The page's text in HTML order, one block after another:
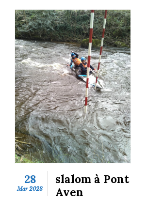
28
Mar 2023
slalom à Pont
Aven